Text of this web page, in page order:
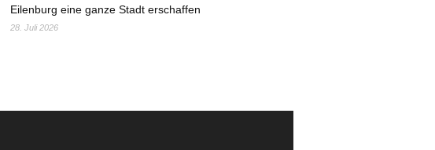
Eilenburg eine ganze Stadt erschaffen
28. Juli 2026